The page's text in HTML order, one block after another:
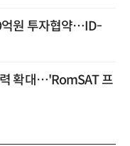
억원 투자협약…ID-
확대…'RomSAT 프